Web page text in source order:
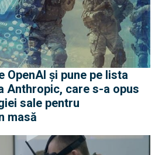
OpenAI și pune pe lista
Anthropic, care s-a opus
sale pentru
masă